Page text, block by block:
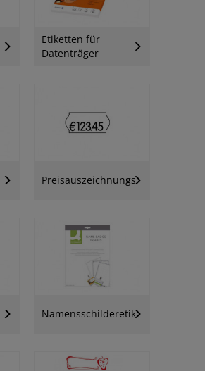
Etiketten für
Datenträger
Preisauszeichnungsetiketten
Namensschilderetiketten